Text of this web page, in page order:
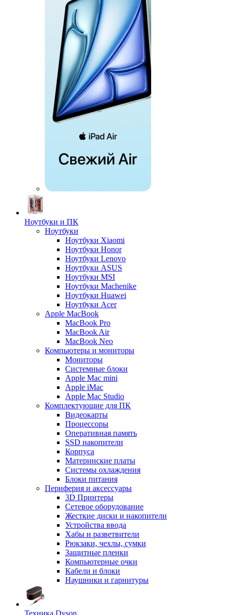
Ноутбуки и ПК
Ноутбуки
Ноутбуки Xiaomi
Ноутбуки Honor
Ноутбуки Lenovo
Ноутбуки ASUS
Ноутбуки MSI
Ноутбуки Machenike
Ноутбуки Huawei
Ноутбуки Acer
Apple MacBook
MacBook Pro
MacBook Air
MacBook Neo
Компьютеры и мониторы
Мониторы
Системные блоки
Apple Mac mini
Apple iMac
Apple Mac Studio
Комплектующие для ПК
Видеокарты
Процессоры
Оперативная память
SSD накопители
Корпуса
Материнские платы
Системы охлаждения
Блоки питания
Периферия и аксессуары
3D Принтеры
Сетевое оборудование
Жесткие диски и накопители
Устройства ввода
Хабы и разветвители
Рюкзаки, чехлы, сумки
Защитные пленки
Компьютерные очки
Кабели и блоки
Наушники и гарнитуры
Техника Dyson